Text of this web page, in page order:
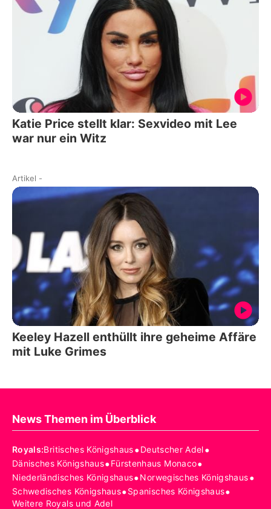
Katie Price stellt klar: Sexvideo mit Lee
war nur ein Witz
Artikel -
Keeley Hazell enthüllt ihre geheime Affäre
mit Luke Grimes
News Themen im Überblick
Royals:Britisches Königshaus•Deutscher Adel•
Dänisches Königshaus•Fürstenhaus Monaco•
Niederländisches Königshaus•Norwegisches Königshaus•
Schwedisches Königshaus•Spanisches Königshaus•
Weitere Royals und Adel